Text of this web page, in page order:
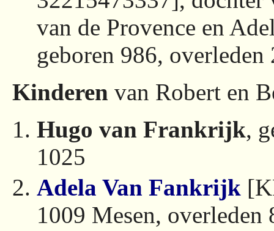
van de Provence en
geboren 986,
Kinderen van Robert en
Hugo van Frankrijk,
1025
Adela Van Fankrijk
1009 Mesen,